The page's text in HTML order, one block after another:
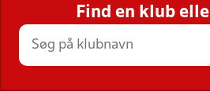
STILLINGER,
HOLD
Find en klub